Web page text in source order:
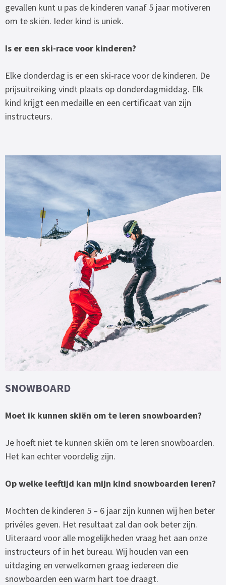
gevallen kunt u pas de kinderen vanaf 5 jaar motiveren
om te skiën. Ieder kind is uniek.
Is er een ski-race voor kinderen?
Elke donderdag is er een ski-race voor de kinderen. De
prijsuitreiking vindt plaats op donderdagmiddag. Elk
kind krijgt een medaille en een certificaat van zijn
instructeurs.
SNOWBOARD
Moet ik kunnen skiën om te leren snowboarden?
Je hoeft niet te kunnen skiën om te leren snowboarden.
Het kan echter voordelig zijn.
Op welke leeftijd kan mijn kind snowboarden leren?
Mochten de kinderen 5 – 6 jaar zijn kunnen wij hen beter
privéles geven. Het resultaat zal dan ook beter zijn.
Uiteraard voor alle mogelijkheden vraag het aan onze
instructeurs of in het bureau. Wij houden van een
uitdaging en verwelkomen graag iedereen die
snowboarden een warm hart toe draagt.